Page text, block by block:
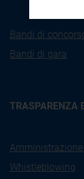
Bandi di
Bandi di gara
TRASPARENZA
Whistleblowing